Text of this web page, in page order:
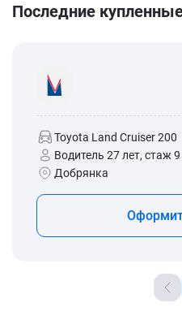
Последние
Toyota Land Cruiser 200
Водитель 27 лет, стаж 9
Добрянка